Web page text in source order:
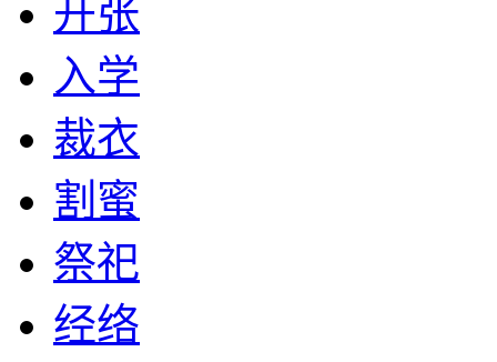
开张
入学
裁衣
割蜜
祭祀
经络